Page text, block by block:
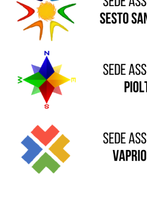
Sede di Pioltello
Sede di Vaprio D'Adda